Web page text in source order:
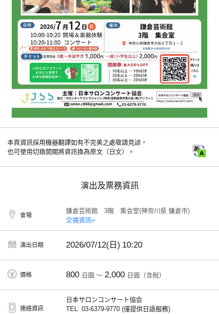
本頁資訊採用機器翻譯如有不完美之處敬請見諒，
也可使用切換開關將資訊換為原文（日文）。
演出及票務資訊
會場
鎌倉芸術館 3階 集会室(神奈川県 鎌倉市)
交通資訊»
演出日期 2026/07/12(日) 10:20
價格 800 日圓 ～ 2,000 日圓（含稅）
連絡資訊
日本サロンコンサート協会
TEL: 03-6379-9770 (僅提供日語服務)